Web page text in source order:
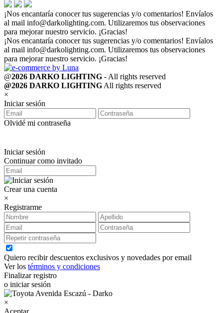
¡Nos encantaría conocer tus sugerencias y/o comentarios! Envíalos
al mail info@darkolighting.com. Utilizaremos tus observaciones
para mejorar nuestro servicio. ¡Gracias!
¡Nos encantaría conocer tus sugerencias y/o comentarios! Envíalos
al mail info@darkolighting.com. Utilizaremos tus observaciones
para mejorar nuestro servicio. ¡Gracias!
@2026 DARKO LIGHTING - All rights reserved
@2026 DARKO LIGHTING All rights reserved
×
Iniciar sesión
Olvidé mi contraseña
Iniciar sesión
Continuar como invitado
Crear una cuenta
×
Registrarme
Quiero recibir descuentos exclusivos y novedades por email
Ver los términos y condiciones
Finalizar registro
o iniciar sesión
×